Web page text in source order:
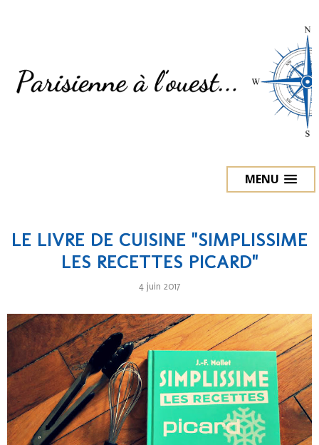
MENU
LE LIVRE DE CUISINE "SIMPLISSIME
LES RECETTES PICARD"
4 juin 2017